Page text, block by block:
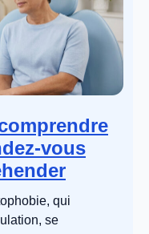
vous
qui
se